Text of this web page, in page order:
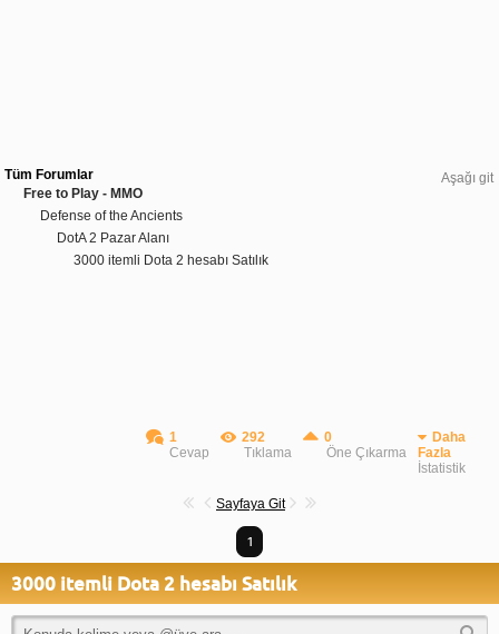
Aşağı git
Tüm Forumlar
Free to Play - MMO
Defense of the Ancients
DotA 2 Pazar Alanı
3000 itemli Dota 2 hesabı Satılık
1
Cevap
292
Tıklama
0
Öne Çıkarma
Daha
Fazla
İstatistik
Sayfaya Git
1
3000 itemli Dota 2 hesabı Satılık